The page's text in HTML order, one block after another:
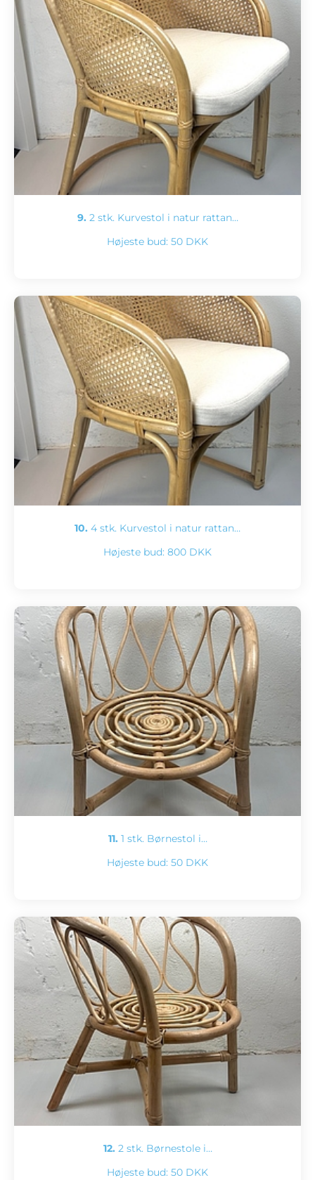
9. 2 stk. Kurvestol i natur rattan…
Højeste bud: 50 DKK
10. 4 stk. Kurvestol i natur rattan…
Højeste bud: 800 DKK
11. 1 stk. Børnestol i…
Højeste bud: 50 DKK
12. 2 stk. Børnestole i…
Højeste bud: 50 DKK